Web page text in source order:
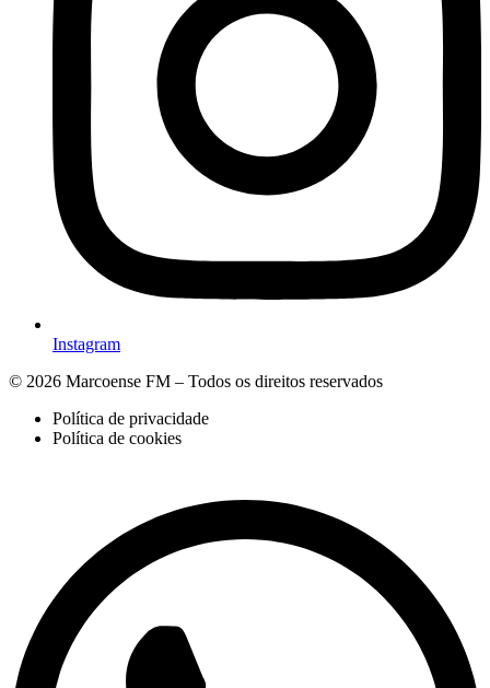
Instagram
© 2026 Marcoense FM – Todos os direitos reservados
Política de privacidade
Política de cookies